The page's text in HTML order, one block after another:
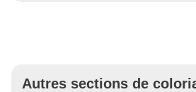
Autres sections de